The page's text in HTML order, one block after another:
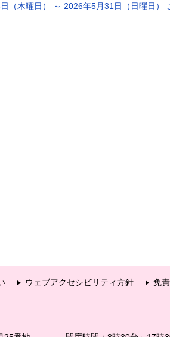
（木曜日） ～ 2026年5月31日（日曜日）
ウェブアクセシビリティ方針 免